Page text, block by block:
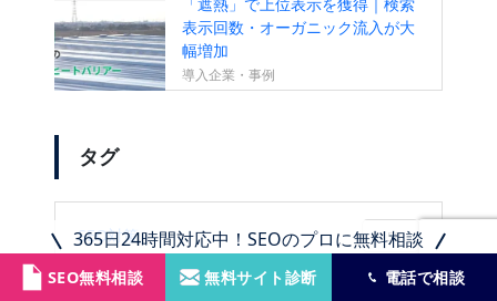
365日24時間対応中！SEOのプロに無料相談
SEO無料相談 無料サイト診断 電話で相談
「遮熱」で上位表示を獲得｜検索
表示回数・オーガニック流入が大
幅増加
導入企業・事例
タグ
SEO対策 158